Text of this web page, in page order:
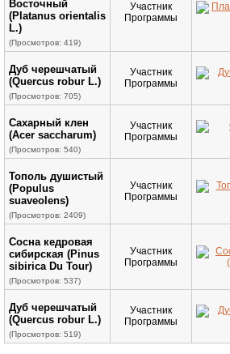
Восточный
(Platanus orientalis
L.)
(Просмотров: 419)
Участник
Программы
Дуб черешчатый
(Quercus robur L.)
(Просмотров: 705)
Участник
Программы
Сахарный клен
(Acer saccharum)
(Просмотров: 540)
Участник
Программы
Тополь душистый
(Populus
suaveolens)
(Просмотров: 2409)
Участник
Программы
Сосна кедровая
сибирская (Pinus
sibirica Du Tour)
(Просмотров: 537)
Участник
Программы
Дуб черешчатый
(Quercus robur L.)
(Просмотров: 519)
Участник
Программы